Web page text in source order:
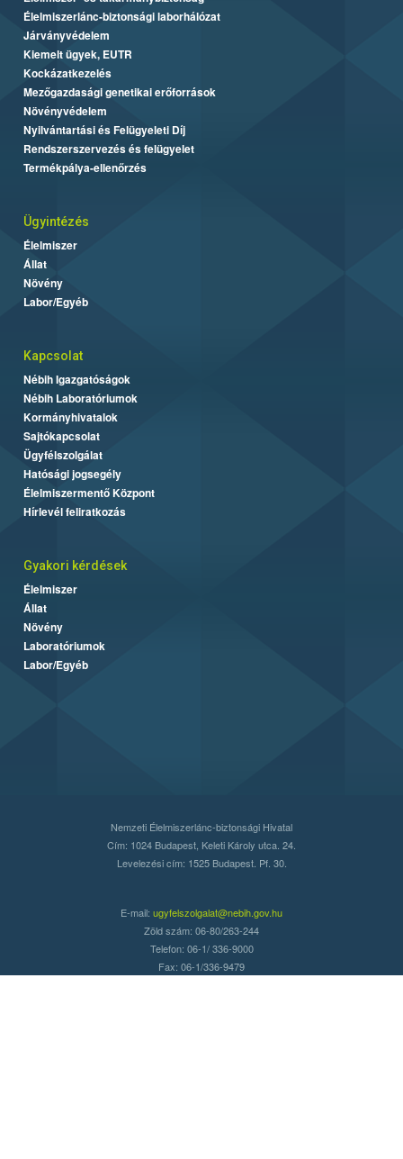
Élelmiszerlánc-biztonsági laborhálózat
Járványvédelem
Kiemelt ügyek, EUTR
Kockázatkezelés
Mezőgazdasági genetikai erőforrások
Növényvédelem
Nyilvántartási és Felügyeleti Díj
Rendszerszervezés és felügyelet
Termékpálya-ellenőrzés
Ügyintézés
Élelmiszer
Állat
Növény
Labor/Egyéb
Kapcsolat
Nébih Igazgatóságok
Nébih Laboratóriumok
Kormányhivatalok
Sajtókapcsolat
Ügyfélszolgálat
Hatósági jogsegély
Élelmiszermentő Központ
Hírlevél feliratkozás
Gyakori kérdések
Élelmiszer
Állat
Növény
Laboratóriumok
Labor/Egyéb
Nemzeti Élelmiszerlánc-biztonsági Hivatal
Cím: 1024 Budapest, Keleti Károly utca. 24.
Levelezési cím: 1525 Budapest. Pf. 30.
E-mail: ugyfelszolgalat@nebih.gov.hu
Zöld szám: 06-80/263-244
Telefon: 06-1/ 336-9000
Fax: 06-1/336-9479